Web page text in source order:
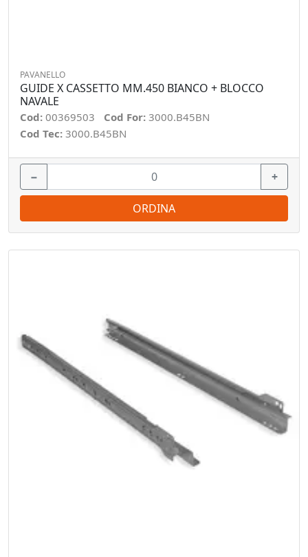
PAVANELLO
GUIDE X CASSETTO MM.450 BIANCO + BLOCCO
NAVALE
Cod: 00369503 Cod For: 3000.B45BN
Cod Tec: 3000.B45BN
− +
ORDINA